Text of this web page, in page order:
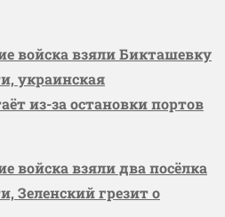
войска взяли Бикташевку
украинская
из-за остановки портов
войска взяли два посёлка
Зеленский грезит о